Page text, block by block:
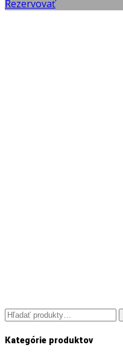
Rezervovať
Hľadať:
Kategórie produktov